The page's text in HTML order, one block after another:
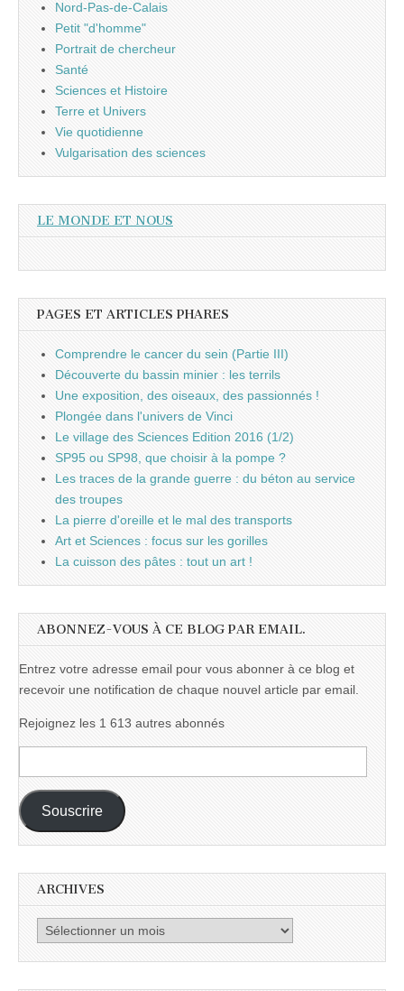
Nord-Pas-de-Calais
Petit "d'homme"
Portrait de chercheur
Santé
Sciences et Histoire
Terre et Univers
Vie quotidienne
Vulgarisation des sciences
LE MONDE ET NOUS
PAGES ET ARTICLES PHARES
Comprendre le cancer du sein (Partie III)
Découverte du bassin minier : les terrils
Une exposition, des oiseaux, des passionnés !
Plongée dans l'univers de Vinci
Le village des Sciences Edition 2016 (1/2)
SP95 ou SP98, que choisir à la pompe ?
Les traces de la grande guerre : du béton au service
des troupes
La pierre d'oreille et le mal des transports
Art et Sciences : focus sur les gorilles
La cuisson des pâtes : tout un art !
ABONNEZ-VOUS À CE BLOG PAR EMAIL.
Entrez votre adresse email pour vous abonner à ce blog et
recevoir une notification de chaque nouvel article par email.
Rejoignez les 1 613 autres abonnés
e-
mail :
Souscrire
ARCHIVES
Archives